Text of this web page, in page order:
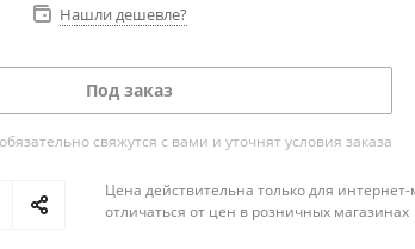
Нашли дешевле?
Под заказ
свяжутся с вами и уточнят условия заказа
Цена действительна только для
отличаться от цен в розничных магазинах